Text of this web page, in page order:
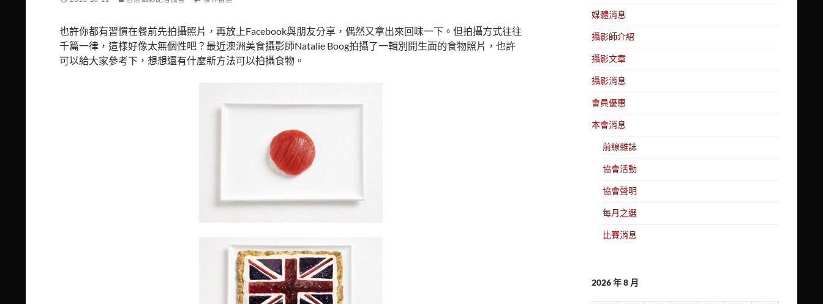
也許你都有習慣在餐前先拍攝照片，再放上Facebook與朋友分享，偶然又拿出來回味一下。但拍攝方式往往
千篇一律，這樣好像太無個性吧？最近澳洲美食攝影師Natalie Boog拍攝了一輯別開生面的食物照片，也許
可以給大家參考下，想想還有什麼新方法可以拍攝食物。
媒體消息
攝影師介紹
攝影文章
攝影消息
會員優惠
本會消息
前線雜誌
協會活動
協會聲明
每月之選
比賽消息
2026 年 8 月